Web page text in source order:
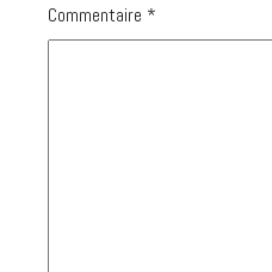
Commentaire *